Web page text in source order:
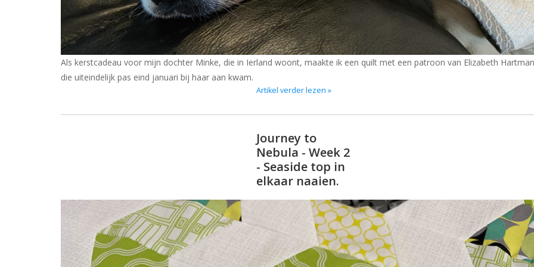
Als kerstcadeau voor mijn dochter Minke, die in Ierland woont, maakte ik een quilt met een patroon van Elizabeth
die uiteindelijk pas eind januari bij haar aan kwam.
Artikel verder lezen »
Journey to
Nebula - Week 2
- Seaside top in
elkaar naaien.